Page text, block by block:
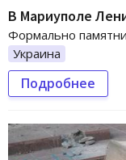
В Мариуполе
Формально
Украина
Подробнее